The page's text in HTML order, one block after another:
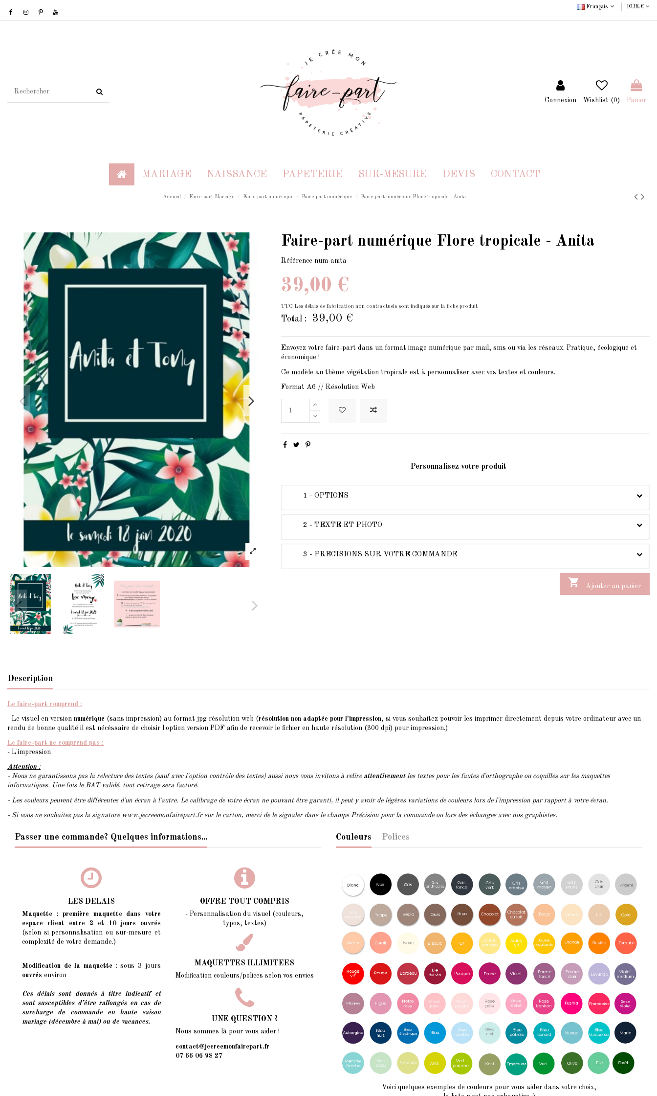
Français EUR €
Connexion Wishlist (0) Panier
MARIAGE NAISSANCE PAPETERIE SUR-MESURE DEVIS CONTACT
Accueil Faire-part Mariage Faire-part numérique Faire-part numérique Faire-part numérique Flore tropicale - Anita
Faire-part numérique Flore tropicale - Anita
Référence num-anita
39,00 €
TTC Les délais de fabrication non contractuels sont indiqués sur la fiche produit
Total : 39,00 €
Envoyez votre faire-part dans un format image numérique par mail, sms ou via les réseaux. Pratique, écologique et
économique !
Ce modèle au thème végétation tropicale est à personnaliser avec vos textes et couleurs.
Format A6 // Résolution Web
Personnalisez votre produit
1 - OPTIONS
2 - TEXTE ET PHOTO
3 - PRECISIONS SUR VOTRE COMMANDE
 Ajouter au panier
Description
Le faire-part comprend :
- Le visuel en version numérique (sans impression) au format jpg résolution web (résolution non adaptée pour l'impression, si vous souhaitez pouvoir les imprimer directement depuis votre ordinateur avec un
rendu de bonne qualité il est nécéssaire de choisir l'option version PDF afin de recevoir le fichier en haute résolution (300 dpi) pour impression.)
Le faire-part ne comprend pas :
- L'impression
Attention :
- Nous ne garantissons pas la relecture des textes (sauf avec l'option contrôle des textes) aussi nous vous invitons à relire attentivementles textes pour les fautes d'orthographe ou coquilles sur les maquettes
informatiques. Une fois le BAT validé, tout retirage sera facturé.
- Les couleurs peuvent être différentes d'un écran à l'autre. Le calibrage de votre écran ne pouvant être garanti, il peut y avoir de légères variations de couleurs lors de l'impression par rapport à votre écran.
- Si vous ne souhaitez pas la signature www.jecreemonfairepart.fr sur le carton, merci de le signaler dans le champs Précision pour la commande ou lors des échanges avec nos graphistes.
Passer une commande? Quelques informations...
LES DELAIS
Maquette : première maquette dans votre
espace client entre 2 et 10 jours ouvrés
(selon si personnalisation ou sur-mesure et
complexité de votre demande.)
Modification de la maquette : sous 3 jours
ouvrés environ
Ces délais sont donnés à titre indicatif et
sont susceptibles d’être rallongés en cas de
surcharge de commande en haute saison
mariage (décembre à mai) ou de vacances.
OFFRE TOUT COMPRIS
- Personnalisation du visuel (couleurs,
typos, textes)
MAQUETTES ILLIMITEES
Modification couleurs/polices selon vos envies
UNE QUESTION ?
Nous sommes là pour vous aider !
contact@jecreemonfairepart.fr
07 66 06 98 27
Couleurs Polices
Voici quelques exemples de couleurs pour vous aider dans votre choix,